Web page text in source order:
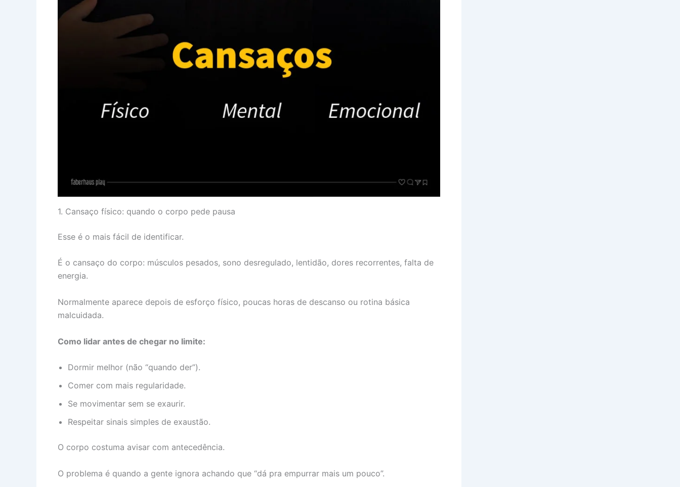
1. Cansaço físico: quando o corpo pede pausa
Esse é o mais fácil de identificar.
É o cansaço do corpo: músculos pesados, sono desregulado, lentidão, dores recorrentes, falta de
energia.
Normalmente aparece depois de esforço físico, poucas horas de descanso ou rotina básica
malcuidada.
Como lidar antes de chegar no limite:
Dormir melhor (não “quando der”).
Comer com mais regularidade.
Se movimentar sem se exaurir.
Respeitar sinais simples de exaustão.
O corpo costuma avisar com antecedência.
O problema é quando a gente ignora achando que “dá pra empurrar mais um pouco”.